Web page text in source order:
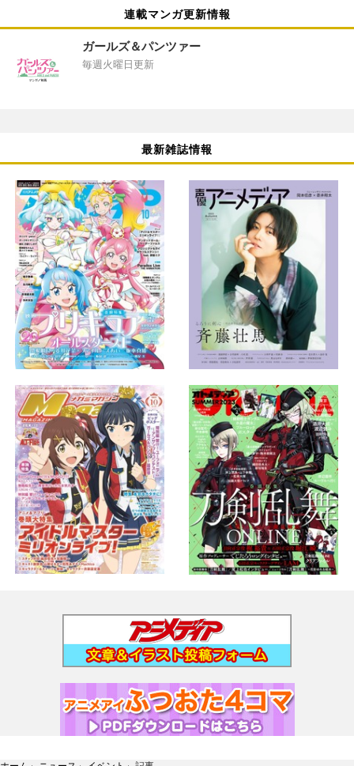
連載マンガ更新情報
ガールズ＆パンツァー
毎週火曜日更新
最新雑誌情報